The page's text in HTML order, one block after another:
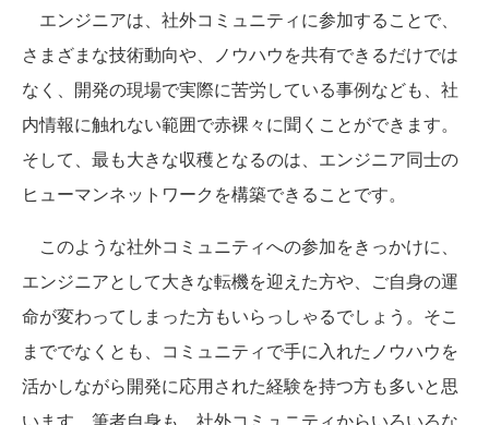
エンジニアは、社外コミュニティに参加することで、
さまざまな技術動向や、ノウハウを共有できるだけでは
なく、開発の現場で実際に苦労している事例なども、社
内情報に触れない範囲で赤裸々に聞くことができます。
そして、最も大きな収穫となるのは、エンジニア同士の
ヒューマンネットワークを構築できることです。
このような社外コミュニティへの参加をきっかけに、
エンジニアとして大きな転機を迎えた方や、ご自身の運
命が変わってしまった方もいらっしゃるでしょう。そこ
まででなくとも、コミュニティで手に入れたノウハウを
活かしながら開発に応用された経験を持つ方も多いと思